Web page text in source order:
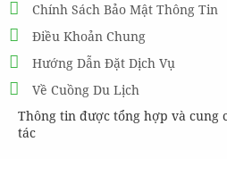
Chính Sách Bảo Mật Thông Tin
Điều Khoản Chung
Hướng Dẫn Đặt Dịch Vụ
Về Cuồng Du Lịch
Thông tin được tổng hợp và cung
tác